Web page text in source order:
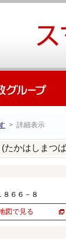
> 詳細表示
(たかはしまつ
８６６－８
図で見る